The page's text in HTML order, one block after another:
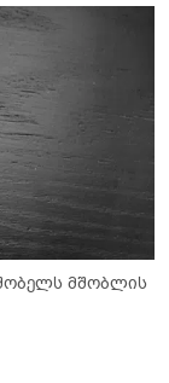
მშობლის